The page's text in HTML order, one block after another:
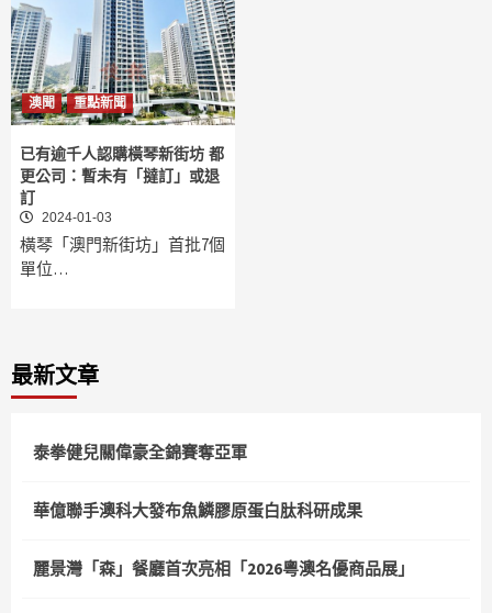
澳聞 重點新聞
已有逾千人認購橫琴新街坊 都
更公司：暫未有「撻訂」或退
訂
2024-01-03
橫琴「澳門新街坊」首批7個
單位…
最新文章
泰拳健兒關偉豪全錦賽奪亞軍
華億聯手澳科大發布魚鱗膠原蛋白肽科研成果
麗景灣「森」餐廳首次亮相「2026粵澳名優商品展」